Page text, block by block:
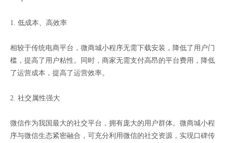
1. 低成本、高效率
相较于传统电商平台，微商城小程序无需下载安装，降低了用户门
槛，提高了用户粘性。同时，商家无需支付高昂的平台费用，降低
了运营成本，提高了运营效率。
2. 社交属性强大
微信作为我国最大的社交平台，拥有庞大的用户群体。微商城小程
序与微信生态紧密融合，可充分利用微信的社交资源，实现口碑传